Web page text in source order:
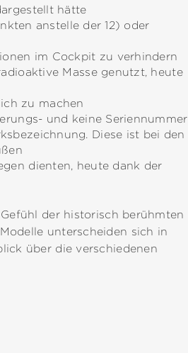
hätte
anstelle der 12) oder
im Cockpit zu verhindern
Masse genutzt, heute
zu machen
und keine Seriennummer
Diese ist bei den
dienten, heute dank der
der historisch berühmten
unterscheiden sich in
über die verschiedenen